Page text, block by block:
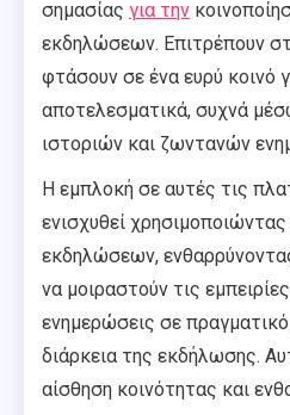
σημασίας για την
εκδηλώσεων. Επιτρέπουν
φτάσουν σε ένα ευρύ κοινό
αποτελεσματικά, συχνά
ιστοριών και ζωντανών
Η εμπλοκή σε αυτές τις
ενισχυθεί
εκδηλώσεων,
να μοιραστούν τις
ενημερώσεις σε
διάρκεια της εκδήλωσης.
αίσθηση κοινότητας και